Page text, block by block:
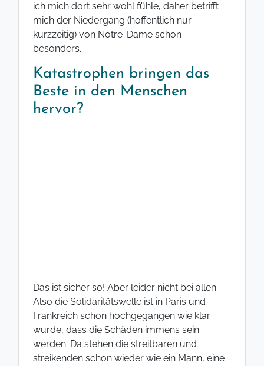
ich mich dort sehr wohl fühle, daher betrifft
mich der Niedergang (hoffentlich nur
kurzzeitig) von Notre-Dame schon
besonders.
Katastrophen bringen das
Beste in den Menschen
hervor?
Das ist sicher so! Aber leider nicht bei allen.
Also die Solidaritätswelle ist in Paris und
Frankreich schon hochgegangen wie klar
wurde, dass die Schäden immens sein
werden. Da stehen die streitbaren und
streikenden schon wieder wie ein Mann, eine